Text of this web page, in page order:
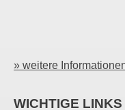
» weitere
WICHTIGE LINKS